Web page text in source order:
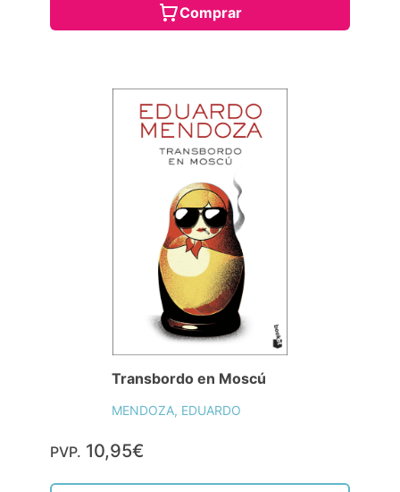
Comprar
Transbordo en Moscú
MENDOZA, EDUARDO
PVP. 10,95€